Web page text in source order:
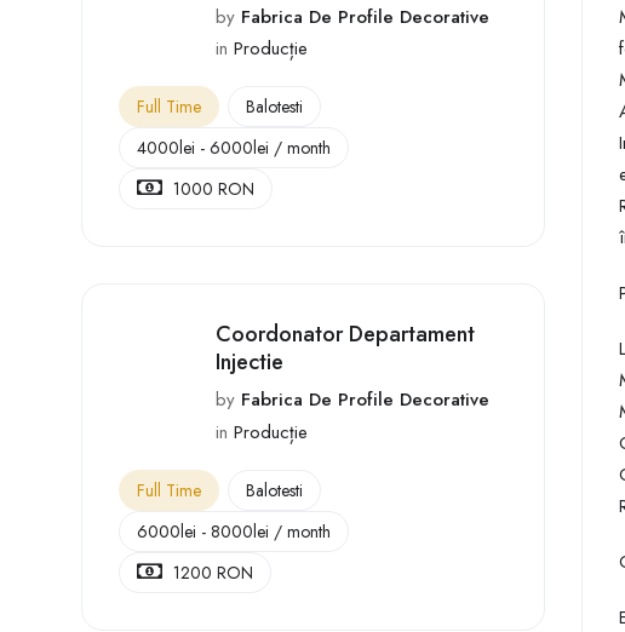
by Fabrica De Profile Decorative
in Producție
Full Time
Balotesti
4000lei - 6000lei / month
1000 RON
Coordonator Departament
Injectie
by Fabrica De Profile Decorative
in Producție
Full Time
Balotesti
6000lei - 8000lei / month
1200 RON